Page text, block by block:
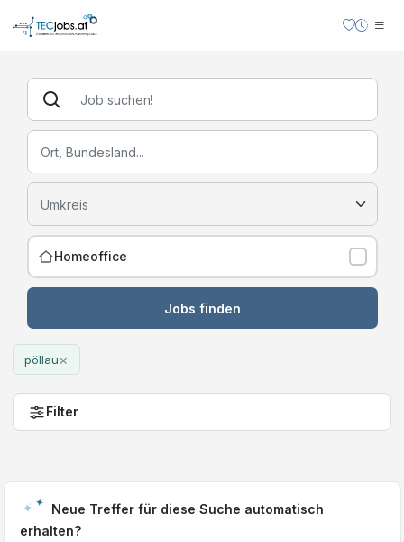
Homeoffice
Jobs finden
pöllau×
Filter
Neue Treffer für diese Suche automatisch
erhalten?